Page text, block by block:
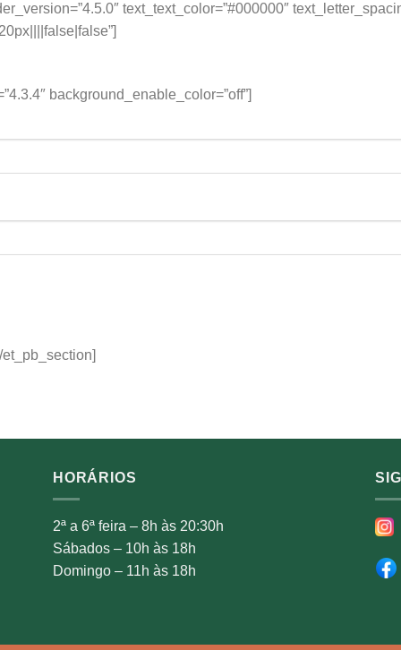
text_text_color=”#000000″
background_enable_color=”off”]
HORÁRIOS
2ª a 6ª feira – 8h às 20:30h
Sábados – 10h às 18h
Domingo – 11h às 18h